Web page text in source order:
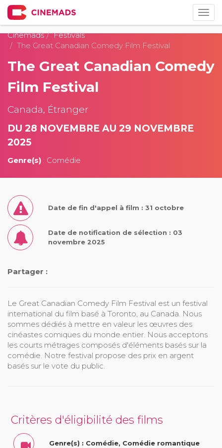
Cinemads
Festivals
The Great Canadian Comedy Film Festival
The Great Canadian Comedy
Film Festival
Canada, Étranger
DU 28 NOVEMBRE AU 29 NOVEMBRE
2025
Genre(s) : Comédie
Date de fin d'appel à film : 31 octobre
Date de notification de sélection : 03
novembre 2025
Partager :
Le Great Canadian Comedy Film Festival est un festival
international du film basé à Toronto, au Canada. Nous
sommes dédiés à mettre en valeur les œuvres des
cinéastes comiques du monde entier. Nous acceptons
les courts métrages composés d'éléments basés sur la
comédie. Notre festival propose des prix en argent
basés sur le vote du public.
Critères d'éligibilité des films
Genre(s) : Comédie, Comédie romantique